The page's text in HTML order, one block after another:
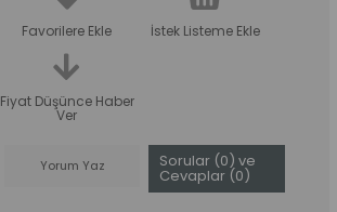
Favorilere Ekle İstek Listeme Ekle
Fiyat Düşünce Haber
Ver
Yorum Yaz Sorular (0) ve
Cevaplar (0)